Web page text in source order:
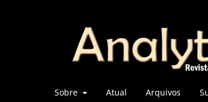
Sobre Atual Arquivos